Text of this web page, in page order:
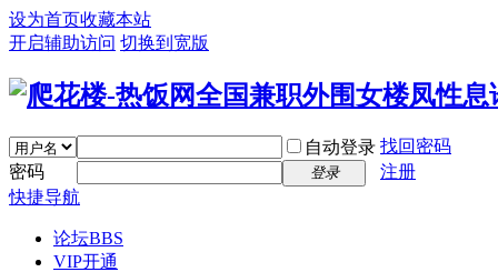
设为首页收藏本站
开启辅助访问 切换到宽版
自动登录 找回密码
密码
登录
注册
快捷导航
论坛BBS
VIP开通